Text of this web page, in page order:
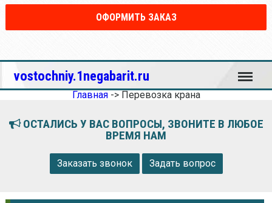
ОФОРМИТЬ ЗАКАЗ
vostochniy.1negabarit.ru Меню
Главная-> Перевозка крана
ОСТАЛИСЬ У ВАС ВОПРОСЫ, ЗВОНИТЕ В ЛЮБОЕ
ВРЕМЯ НАМ
Заказать звонок Задать вопрос